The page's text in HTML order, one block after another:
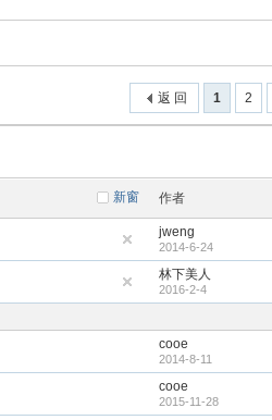
1 2
返 回
新窗 作者
jweng
2014-6-24
林下美人
2016-2-4
cooe
2014-8-11
cooe
2015-11-28